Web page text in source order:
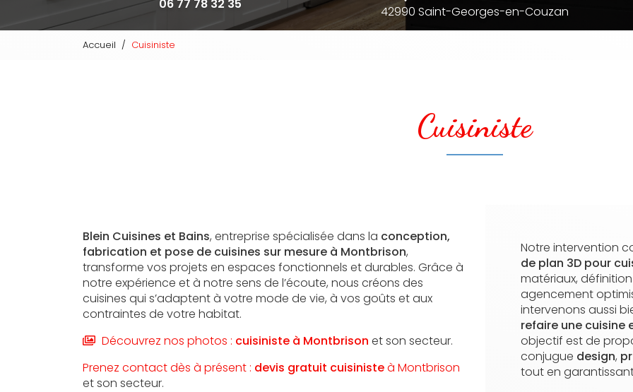
06 77 78 32 35
42990 Saint-Georges-en-Couzan
Accueil Cuisiniste
Cuisiniste
Blein Cuisines et Bains, entreprise spécialisée dans la conception,
fabrication et pose de cuisines sur mesure à Montbrison,
transforme vos projets en espaces fonctionnels et durables. Grâce à
notre expérience et à notre sens de l’écoute, nous créons des
cuisines qui s’adaptent à votre mode de vie, à vos goûts et aux
contraintes de votre habitat.
Découvrez nos photos : cuisinisteà Montbrison et son secteur.
Prenez contact dès à présent : devis gratuit cuisinisteà Montbrison
et son secteur.
Notre intervention
de plan 3D pour
matériaux,
agencement
intervenons aussi
refaire une cuisine
objectif est de
conjugue design,
tout en